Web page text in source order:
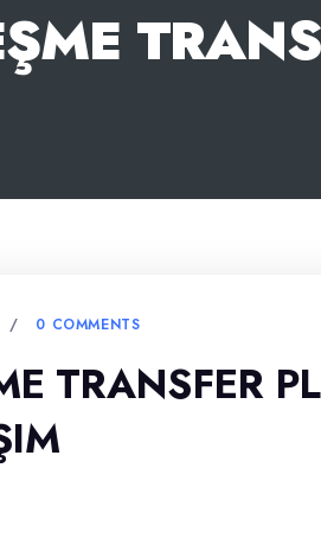
0 COMMENTS
TRANSFER